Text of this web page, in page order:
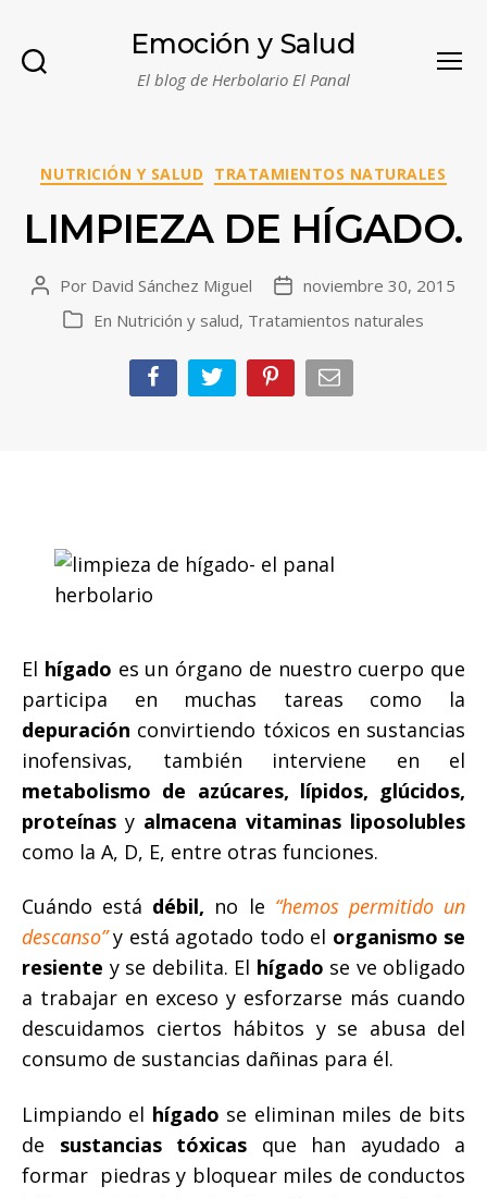
Emoción y Salud
El blog de Herbolario El Panal
Categorías
NUTRICIÓN Y SALUD TRATAMIENTOS NATURALES
LIMPIEZA DE HÍGADO.
Autor
Por David Sánchez Miguel
Fecha
la
entrada
noviembre 30, 2015
Categorías
En Nutrición y salud, Tratamientos naturales
El hígado es un órgano de nuestro cuerpo que
participa en muchas tareas como la
depuración convirtiendo tóxicos en sustancias
inofensivas, también interviene en el
metabolismo de azúcares, lípidos, glúcidos,
proteínas y almacena vitaminas liposolubles
como la A, D, E, entre otras funciones.
Cuándo está débil, no le “hemos permitido un
descanso” y está agotado todo el organismo se
resiente y se debilita. El hígado se ve obligado
a trabajar en exceso y esforzarse más cuando
descuidamos ciertos hábitos y se abusa del
consumo de sustancias dañinas para él.
Limpiando el hígado se eliminan miles de bits
de sustancias tóxicas que han ayudado a
formar piedras y bloquear miles de conductos